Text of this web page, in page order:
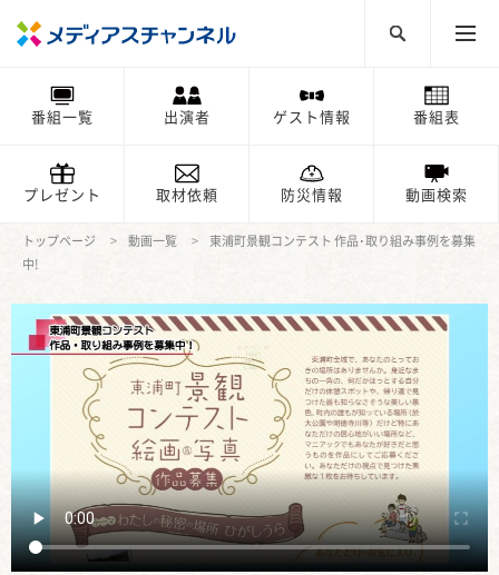
番組一覧 出演者 ゲスト情報 番組表
プレゼント 取材依頼 防災情報 動画検索
トップページ 動画一覧
東浦町景観コンテスト 作品･取り組み事例を募集
中!